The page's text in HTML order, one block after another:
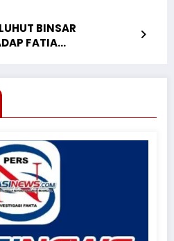
BINSAR
FATIA
KASASI
PN JAKARTA TIMUR
FATIA